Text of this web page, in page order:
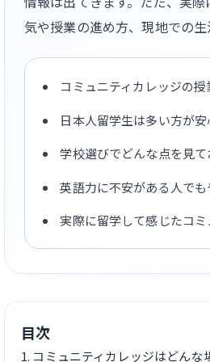
気や授業の進め方、現地での
コミュニティカレッジの
日本人留学生は多い方が
学校選びでどんな点を見
英語力に不安がある人で
実際に留学して感じたコ
目次
コミュニティカレッジはどんな